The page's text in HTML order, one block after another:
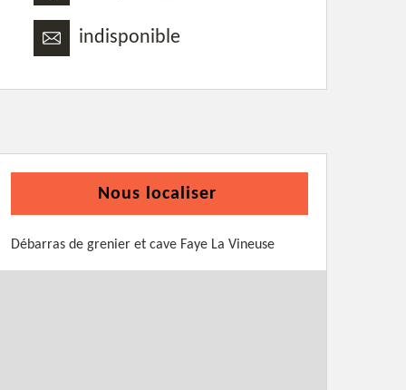
indisponible
Nous localiser
Débarras de grenier et cave Faye La Vineuse